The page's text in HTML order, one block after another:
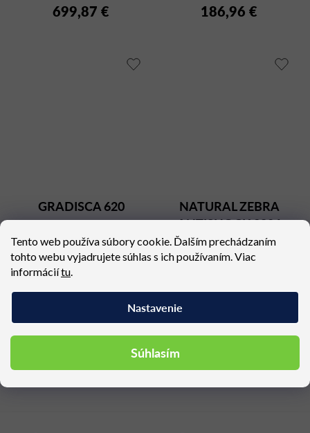
Tento web používa súbory cookie. Ďalším prechádzaním
tohto webu vyjadrujete súhlas s ich používaním. Viac
informáciítu
Nastavenie
Súhlasím
699,87 € 186,96 €
GRADISCA 620
Dostupné (dodacia lehota 4
týždne)
359,16 €
NATURAL ZEBRA
ANTISHOCK 2806
Dostupné (dodacia lehota 4
týždne)
Podobné produkty